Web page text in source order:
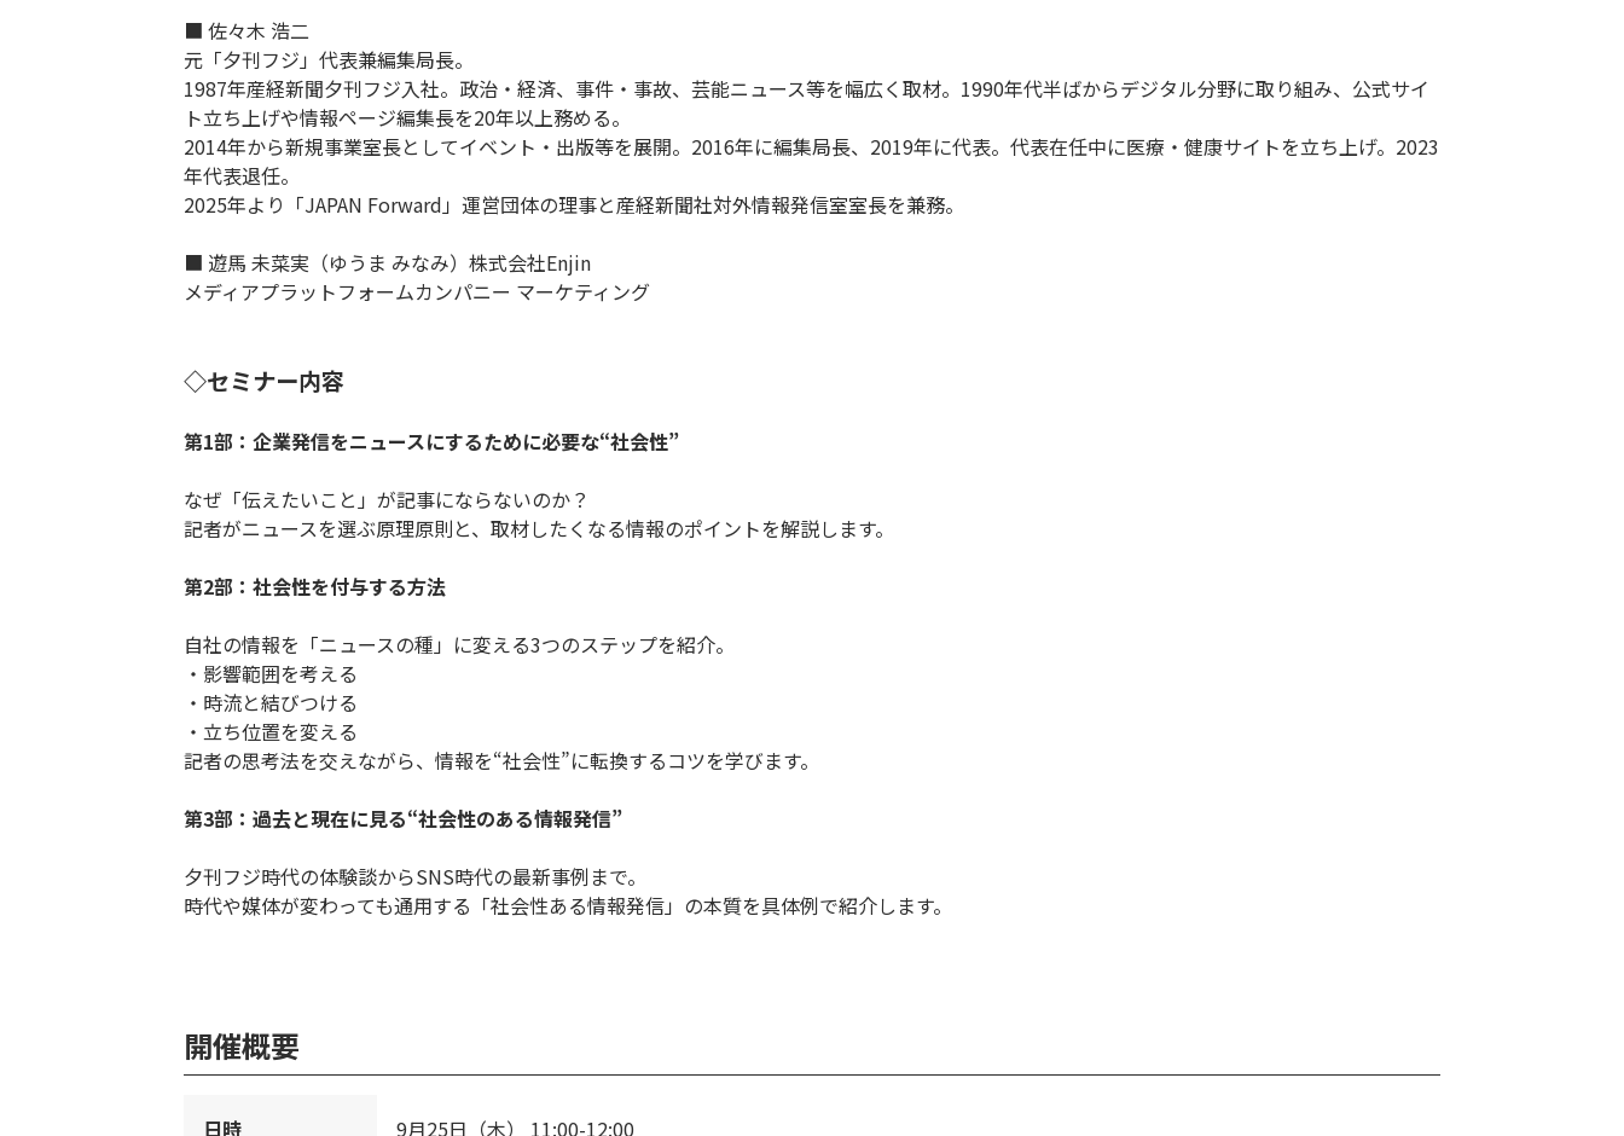
■ 佐々木 浩二
元「夕刊フジ」代表兼編集局長。
1987年産経新聞夕刊フジ入社。政治・経済、事件・事故、芸能ニュース等を幅広く取材。1990年代半ばからデジタル分野に取り組み、公式サイ
ト立ち上げや情報ページ編集長を20年以上務める。
2014年から新規事業室長としてイベント・出版等を展開。2016年に編集局長、2019年に代表。代表在任中に医療・健康サイトを立ち上げ。2023
年代表退任。
2025年より「JAPAN Forward」運営団体の理事と産経新聞社対外情報発信室室長を兼務。
■ 遊馬 未菜実（ゆうま みなみ）株式会社Enjin
メディアプラットフォームカンパニー マーケティング
◇セミナー内容
第1部：企業発信をニュースにするために必要な“社会性”
なぜ「伝えたいこと」が記事にならないのか？
記者がニュースを選ぶ原理原則と、取材したくなる情報のポイントを解説します。
第2部：社会性を付与する方法
自社の情報を「ニュースの種」に変える3つのステップを紹介。
・影響範囲を考える
・時流と結びつける
・立ち位置を変える
記者の思考法を交えながら、情報を“社会性”に転換するコツを学びます。
第3部：過去と現在に見る“社会性のある情報発信”
夕刊フジ時代の体験談からSNS時代の最新事例まで。
時代や媒体が変わっても通用する「社会性ある情報発信」の本質を具体例で紹介します。
開催概要
日時 9月25日（木） 11:00-12:00